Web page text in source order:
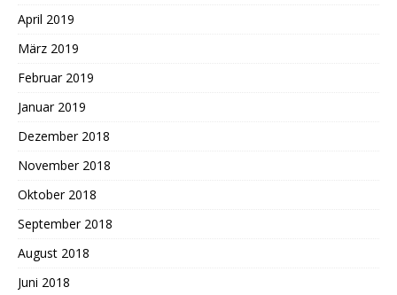
April 2019
März 2019
Februar 2019
Januar 2019
Dezember 2018
November 2018
Oktober 2018
September 2018
August 2018
Juni 2018